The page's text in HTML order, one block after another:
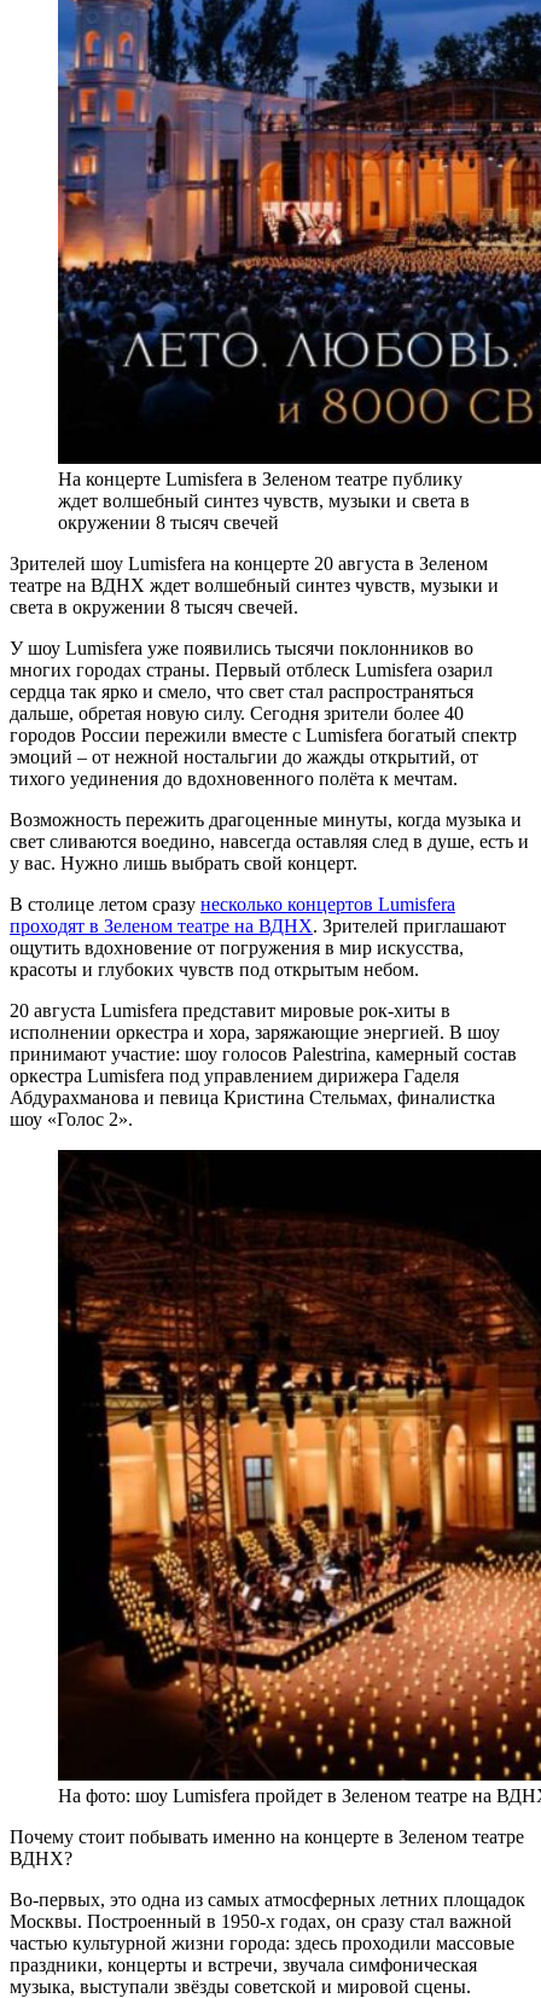
На концерте Lumisfera в Зеленом театре публику
ждет волшебный синтез чувств, музыки и света в
окружении 8 тысяч свечей
Зрителей шоу Lumisfera на концерте 20 августа в Зеленом
театре на ВДНХ ждет волшебный синтез чувств, музыки и
света в окружении 8 тысяч свечей.
У шоу Lumisfera уже появились тысячи поклонников во
многих городах страны. Первый отблеск Lumisfera озарил
сердца так ярко и смело, что свет стал распространяться
дальше, обретая новую силу. Сегодня зрители более 40
городов России пережили вместе с Lumisfera богатый спектр
эмоций – от нежной ностальгии до жажды открытий, от
тихого уединения до вдохновенного полёта к мечтам.
Возможность пережить драгоценные минуты, когда музыка и
свет сливаются воедино, навсегда оставляя след в душе, есть и
у вас. Нужно лишь выбрать свой концерт.
В столице летом сразу несколько концертов Lumisfera
проходят в Зеленом театре на ВДНХ. Зрителей приглашают
ощутить вдохновение от погружения в мир искусства,
красоты и глубоких чувств под открытым небом.
20 августа Lumisfera представит мировые рок-хиты в
исполнении оркестра и хора, заряжающие энергией. В шоу
принимают участие: шоу голосов Palestrina, камерный состав
оркестра Lumisfera под управлением дирижера Гаделя
Абдурахманова и певица Кристина Стельмах, финалистка
шоу «Голос 2».
На фото: шоу Lumisfera пройдет в Зеленом театре на
Почему стоит побывать именно на концерте в Зеленом театре
ВДНХ?
Во-первых, это одна из самых атмосферных летних площадок
Москвы. Построенный в 1950-х годах, он сразу стал важной
частью культурной жизни города: здесь проходили массовые
праздники, концерты и встречи, звучала симфоническая
музыка, выступали звёзды советской и мировой сцены.